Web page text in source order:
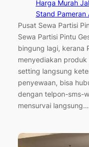
Harga Murah
Stand Pameran
Pusat Sewa Partisi
Sewa Partisi Pintu
bingung lagi, kerana
menyediakan
setting langsung
penyewaan, bisa
dengan telpon-sms-
mensurvai langsung…